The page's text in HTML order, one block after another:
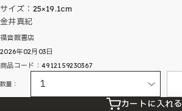
サイズ：25×19.1cm
金井真紀
福音館書店
2026年02月03日
商品コード：4912159230367
数量：
カートに入れる